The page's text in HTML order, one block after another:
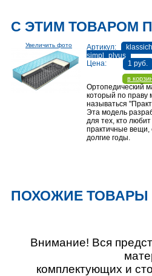
С ЭТИМ ТОВАРОМ
Увеличить фото Артикул:
simpl_plyus
Цена:
1 руб.
в
Ортопедический
который по праву
называться
Эта модель
для тех, кто любит
практичные
долгие годы.
ПОХОЖИЕ ТОВАРЫ
Внимание! Вся
комплектующих и